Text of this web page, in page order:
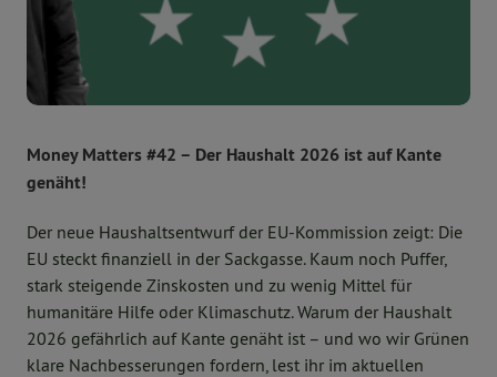
Money Matters #42 – Der Haushalt 2026 ist auf Kante
genäht!
Der neue Haushaltsentwurf der EU-Kommission zeigt: Die
EU steckt finanziell in der Sackgasse. Kaum noch Puffer,
stark steigende Zinskosten und zu wenig Mittel für
humanitäre Hilfe oder Klimaschutz. Warum der Haushalt
2026 gefährlich auf Kante genäht ist – und wo wir Grünen
klare Nachbesserungen fordern, lest ihr im aktuellen